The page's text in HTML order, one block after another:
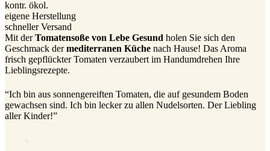
kontr. ökol.
eigene Herstellung
schneller Versand
Mit derTomatensoße von Lebe Gesund holen Sie sich den
Geschmack dermediterranen Küche nach Hause! Das Aroma
frisch gepflückter Tomaten verzaubert im Handumdrehen Ihre
Lieblingsrezepte.
“Ich bin aus sonnengereiften Tomaten, die auf gesundem Boden
gewachsen sind. Ich bin lecker zu allen Nudelsorten. Der Liebling
aller Kinder!”